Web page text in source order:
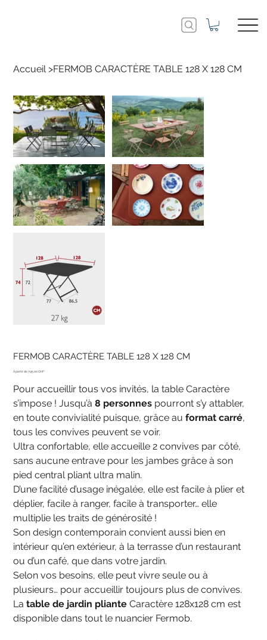
Accueil >FERMOB CARACTÈRE TABLE 128 X 128 CM
FERMOB CARACTÈRE TABLE 128 X 128 CM
Prix 795.00 CHF
Pour accueillir tous vos invités, la table Caractère
s’impose ! Jusqu’à8 personnes pourront s’y attabler,
en toute convivialité puisque, grâce auformat carré,
tous les convives peuvent se voir.
Ultra confortable, elle accueille 2 convives par côté,
sans aucune entrave pour les jambes grâce à son
pied central pliant ultra malin.
D’une facilité d’usage inégalée, elle est facile à plier et
déplier, facile à ranger, facile à transporter… elle
multiplie les traits de générosité !
Son design contemporain convient aussi bien en
intérieur qu’en extérieur, à la terrasse d’un restaurant
ou d’un café, que dans votre jardin.
Selon vos besoins, elle peut vivre seule ou à
plusieurs… pour accueillir toujours plus de convives.
Latable de jardin pliante Caractère 128x128 cm est
disponible dans tout le nuancier Fermob.